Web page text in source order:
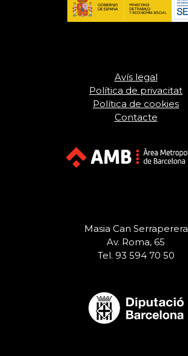
Avís legal
Política de privacitat
Política de cookies
Contacte
Masia Can Serraperera
Av. Roma, 65
Tel. 93 594 70 50